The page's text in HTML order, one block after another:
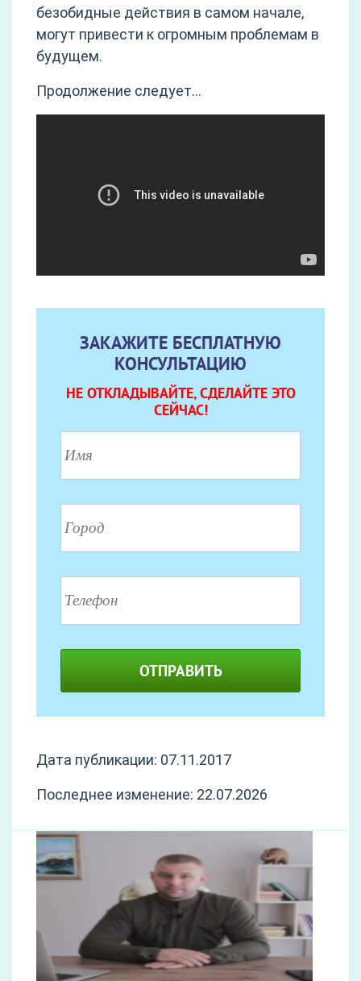
безобидные действия в самом начале,
могут привести к огромным проблемам в
будущем.
Продолжение следует…
ЗАКАЖИТЕ БЕСПЛАТНУЮ
КОНСУЛЬТАЦИЮ
НЕ ОТКЛАДЫВАЙТЕ, СДЕЛАЙТЕ ЭТО
СЕЙЧАС!
ОТПРАВИТЬ
Дата публикации: 07.11.2017
Последнее изменение: 22.07.2026